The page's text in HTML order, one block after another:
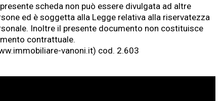
scheda non può essere divulgata ad altre
ed è soggetta alla Legge relativa alla riservatezza
Inoltre il presente documento non costituisce
contrattuale.
vanoni.it) cod. 2.603